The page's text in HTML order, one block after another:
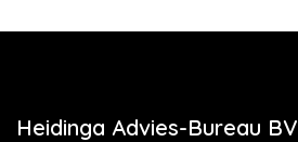
Heidinga Advies-Bureau BV